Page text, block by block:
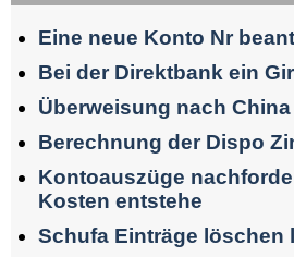
Eine neue Konto Nr
Bei der Direktbank ein
Überweisung nach China
Berechnung der Dispo
Kontoauszüge
Kosten entstehe
Schufa Einträge löschen